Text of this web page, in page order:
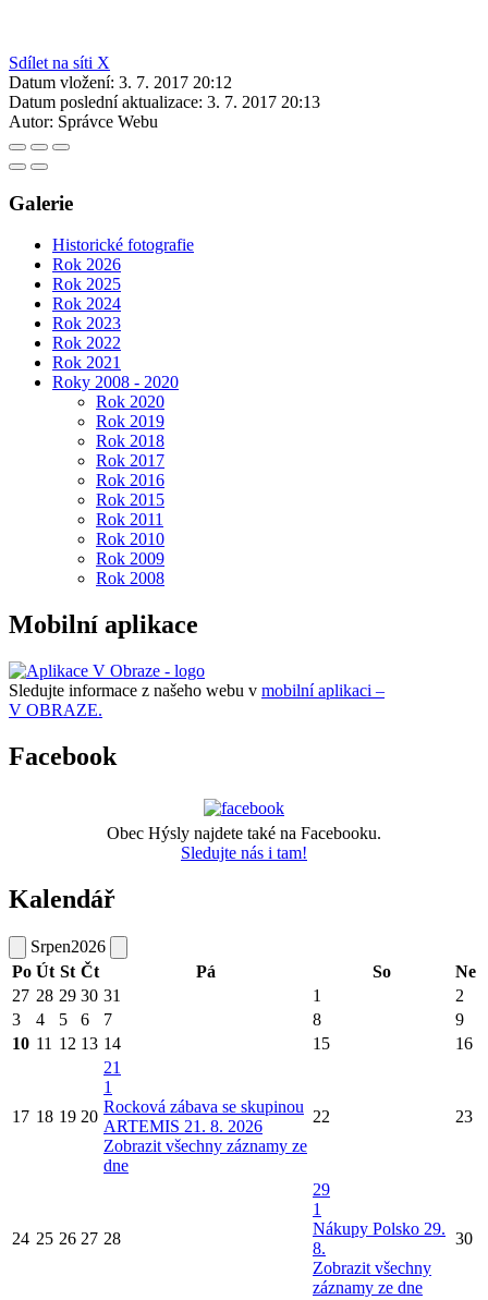
Sdílet na síti X
Datum vložení: 3. 7. 2017 20:12
Datum poslední aktualizace: 3. 7. 2017 20:13
Autor: Správce Webu
Galerie
Historické fotografie
Rok 2026
Rok 2025
Rok 2024
Rok 2023
Rok 2022
Rok 2021
Roky 2008 - 2020
Rok 2020
Rok 2019
Rok 2018
Rok 2017
Rok 2016
Rok 2015
Rok 2011
Rok 2010
Rok 2009
Rok 2008
Mobilní aplikace
Sledujte informace z našeho webu v mobilní aplikaci –
V OBRAZE.
Facebook
Obec Hýsly najdete také na Facebooku.
Sledujte nás i tam!
Kalendář
Srpen2026
Po Út St Čt Pá So
Ne
27 28 29 30 31 1
2
3
4 5 6 7 8
9
10 11 12 13 14 15 16
17 18 19 20
21
1
Rocková zábava se skupinou
ARTEMIS 21. 8. 2026
Zobrazit všechny záznamy ze
dne
22 23
24 25 26 27 28
29
1
Nákupy Polsko 29.
8.
Zobrazit všechny
záznamy ze dne
30